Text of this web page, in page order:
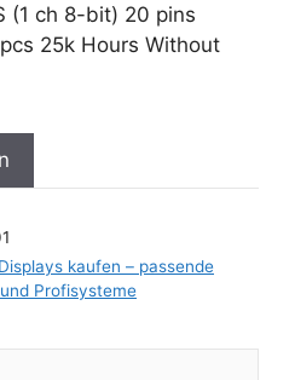
(1 ch 8-bit) 20 pins
25k Hours Without
kaufen – passende
Profisysteme